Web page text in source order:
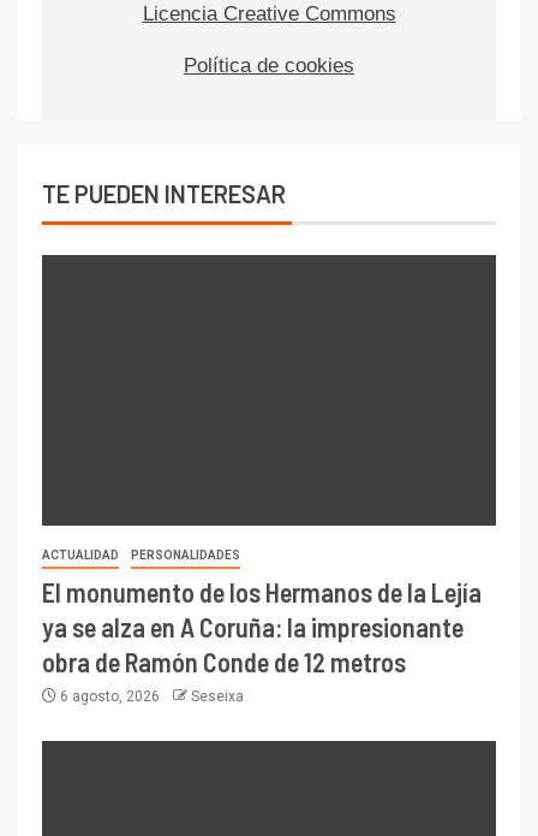
Licencia Creative Commons
Política de cookies
TE PUEDEN INTERESAR
ACTUALIDAD PERSONALIDADES
El monumento de los Hermanos de la Lejía
ya se alza en A Coruña: la impresionante
obra de Ramón Conde de 12 metros
6 agosto, 2026 Seseixa